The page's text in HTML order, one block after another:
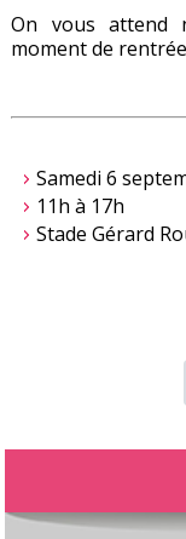
On vous attend
moment de
Samedi 6
11h à 17h
Stade Gérard